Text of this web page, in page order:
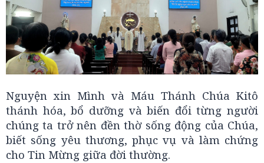
Nguyện xin Mình và Máu Thánh Chúa Kitô
thánh hóa, bổ dưỡng và biến đổi từng người
chúng ta trở nên đền thờ sống động của Chúa,
biết sống yêu thương, phục vụ và làm chứng
cho Tin Mừng giữa đời thường.